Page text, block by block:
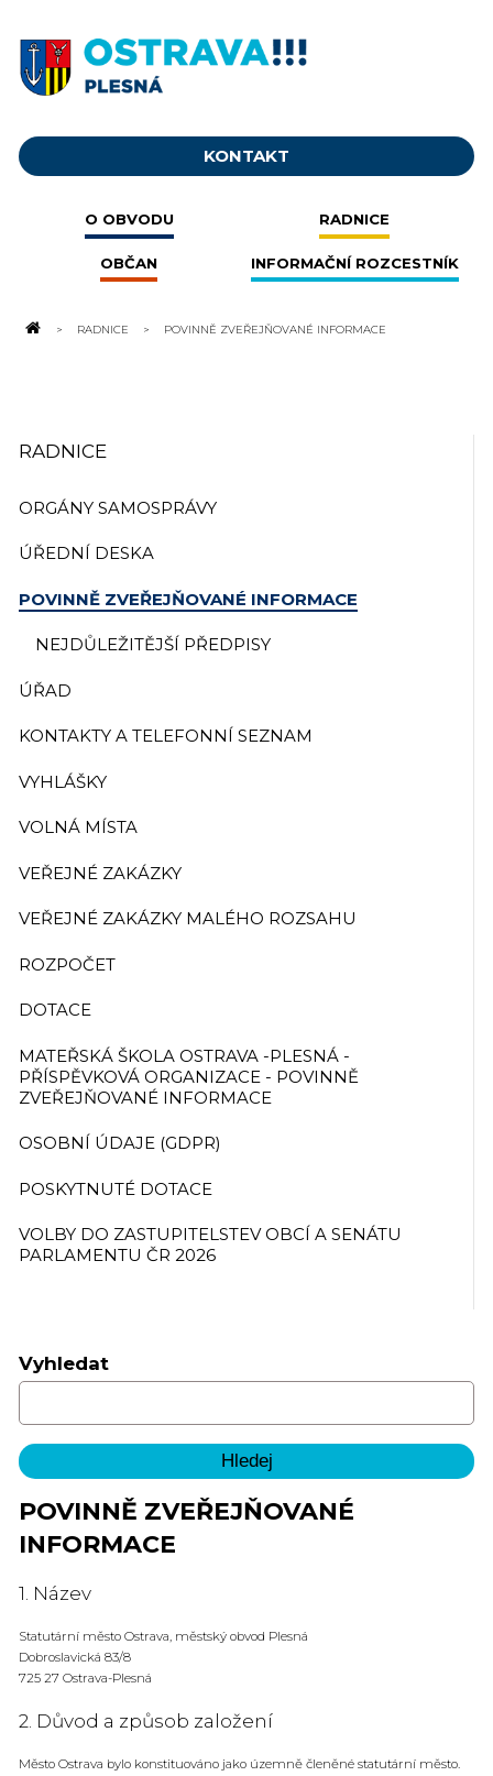
KONTAKT
O OBVODU RADNICE
OBČAN INFORMAČNÍ ROZCESTNÍK
RADNICE POVINNĚ ZVEŘEJŇOVANÉ INFORMACE
RADNICE
ORGÁNY SAMOSPRÁVY
ÚŘEDNÍ DESKA
POVINNĚ ZVEŘEJŇOVANÉ INFORMACE
NEJDŮLEŽITĚJŠÍ PŘEDPISY
ÚŘAD
KONTAKTY A TELEFONNÍ SEZNAM
VYHLÁŠKY
VOLNÁ MÍSTA
VEŘEJNÉ ZAKÁZKY
VEŘEJNÉ ZAKÁZKY MALÉHO ROZSAHU
ROZPOČET
DOTACE
MATEŘSKÁ ŠKOLA OSTRAVA -PLESNÁ -
PŘÍSPĚVKOVÁ ORGANIZACE - POVINNĚ
ZVEŘEJŇOVANÉ INFORMACE
OSOBNÍ ÚDAJE (GDPR)
POSKYTNUTÉ DOTACE
VOLBY DO ZASTUPITELSTEV OBCÍ A SENÁTU
PARLAMENTU ČR 2026
Vyhledat
POVINNĚ ZVEŘEJŇOVANÉ
INFORMACE
1. Název
Statutární město Ostrava, městský obvod Plesná
Dobroslavická 83/8
725 27 Ostrava-Plesná
2. Důvod a způsob založení
Město Ostrava bylo konstituováno jako územně členěné statutární město.